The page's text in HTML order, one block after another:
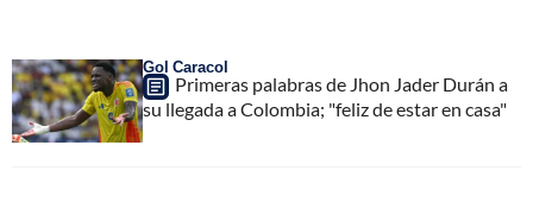
Gol Caracol
Primeras palabras de Jhon Jader Durán a
su llegada a Colombia; "feliz de estar en casa"